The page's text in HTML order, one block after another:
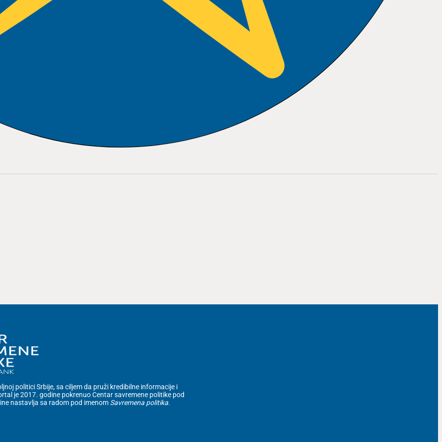
politici Srbije, sa ciljem da pruži kredibilne informacije i
je 2017. godine pokrenuo Centar savremene politike pod
nastavlja sa radom pod imenom Savremena politika.